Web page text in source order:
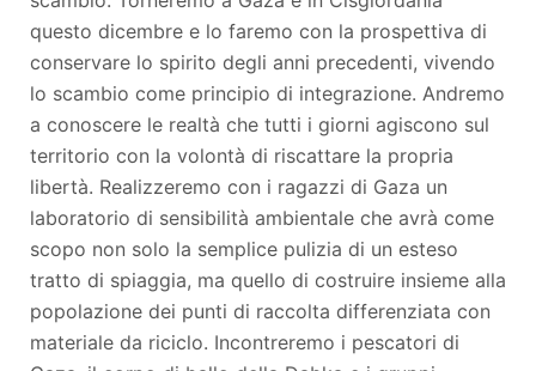
questo dicembre e lo faremo con la prospettiva di
conservare lo spirito degli anni precedenti, vivendo
lo scambio come principio di integrazione. Andremo
a conoscere le realtà che tutti i giorni agiscono sul
territorio con la volontà di riscattare la propria
libertà. Realizzeremo con i ragazzi di Gaza un
laboratorio di sensibilità ambientale che avrà come
scopo non solo la semplice pulizia di un esteso
tratto di spiaggia, ma quello di costruire insieme alla
popolazione dei punti di raccolta differenziata con
materiale da riciclo. Incontreremo i pescatori di